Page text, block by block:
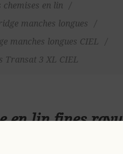
chemises en lin
/
manches longues
/
manches longues CIEL
/
Transat 3 XL CIEL
en lin fines